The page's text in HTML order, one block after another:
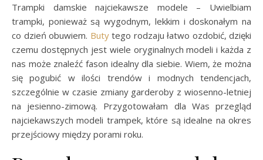
Trampki damskie najciekawsze modele – Uwielbiam
trampki, ponieważ są wygodnym, lekkim i doskonałym na
co dzień obuwiem. Butytego rodzaju łatwo ozdobić, dzięki
czemu dostępnych jest wiele oryginalnych modeli i każda z
nas może znaleźć fason idealny dla siebie. Wiem, że można
się pogubić w ilości trendów i modnych tendencjach,
szczególnie w czasie zmiany garderoby z wiosenno-letniej
na jesienno-zimową. Przygotowałam dla Was przegląd
najciekawszych modeli trampek, które są idealne na okres
przejściowy między porami roku.